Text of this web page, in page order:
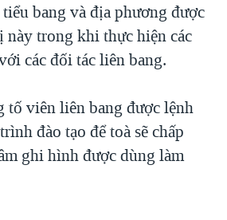
bang và địa phương được
này trong khi thực hiện các
các đối tác liên bang.
tố viên liên bang được lệnh
đào tạo để toà sẽ chấp
ghi hình được dùng làm